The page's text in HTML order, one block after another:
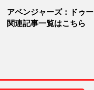
アベンジャーズ：ドゥ
関連記事一覧はこちら